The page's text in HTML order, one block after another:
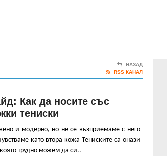
НАЗАД
RSS КАНАЛ
Как да носите със
тениски
и модерно, но не се възприемаме с него
като втора кожа Тениските са онази
трудно можем да си..